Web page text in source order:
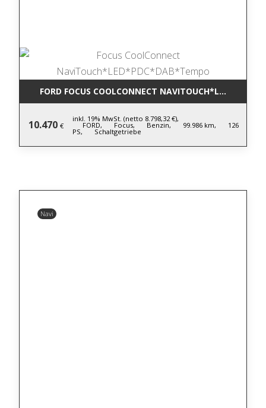
FORD FOCUS COOLCONNECT
10.470 €
inkl. 19% MwSt. (netto 8.798,32 €),
FORD, Focus, Benzin, 99.986 km, 126
PS, Schaltgetriebe
Navi